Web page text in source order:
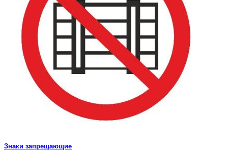
Знаки запрещающие